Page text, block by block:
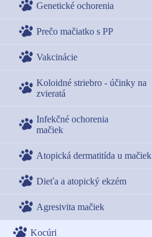
Genetické ochorenia
Prečo mačiatko s PP
Vakcinácie
Koloidné striebro - účinky na
zvieratá
Infekčné ochorenia
mačiek
Atopická dermatitída u mačiek
Dieťa a atopický ekzém
Agresivita mačiek
Kocúri